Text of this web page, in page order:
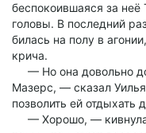
беспокоившаяся за
головы. В последний
билась на полу в
крича.
— Но она довольно
Мазерс, — сказал
позволить ей отдыхать
— Хорошо, — кивнула